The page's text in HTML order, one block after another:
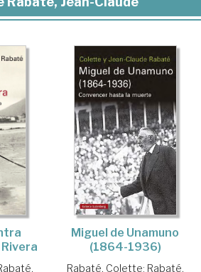
Miguel de Unamuno
(1864-1936)
Rabaté, Colette; Rabaté,